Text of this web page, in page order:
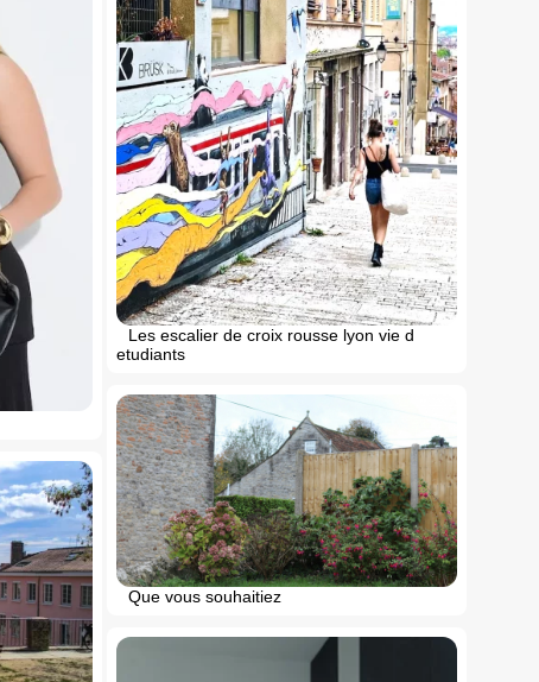
Les escalier de croix rousse lyon vie d
etudiants
Que vous souhaitiez